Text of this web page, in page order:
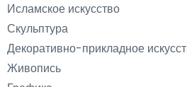
Исламское искусство
Скульптура
Декоративно-прикладное
Живопись